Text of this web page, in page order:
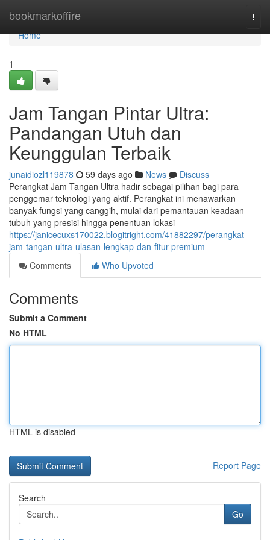
bookmarkoffire
Home
Home
1
Jam Tangan Pintar Ultra:
Pandangan Utuh dan
Keunggulan Terbaik
junaidiozl119878 59 days ago News
Discuss
Perangkat Jam Tangan Ultra hadir sebagai pilihan bagi para
penggemar teknologi yang aktif. Perangkat ini menawarkan
banyak fungsi yang canggih, mulai dari pemantauan keadaan
tubuh yang presisi hingga penentuan lokasi
https://janicecuxs170022.blogitright.com/41882297/perangkat-
jam-tangan-ultra-ulasan-lengkap-dan-fitur-premium
Comments
Who Upvoted
Comments
Submit a Comment
No HTML
HTML is disabled
Report Page
Search
Go